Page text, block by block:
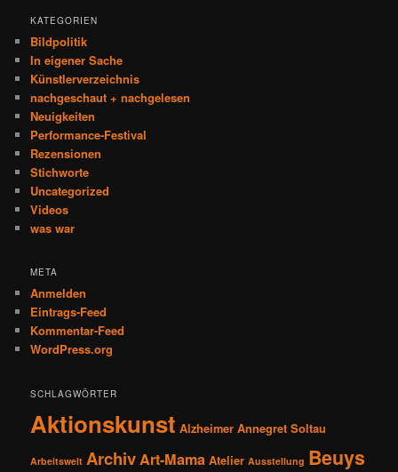
KATEGORIEN
Bildpolitik
In eigener Sache
Künstlerverzeichnis
nachgeschaut + nachgelesen
Neuigkeiten
Performance-Festival
Rezensionen
Stichworte
Uncategorized
Videos
was war
META
Anmelden
Eintrags-Feed
Kommentar-Feed
WordPress.org
SCHLAGWÖRTER
Aktionskunst Alzheimer Annegret Soltau
Arbeitswelt ArchivArt-Mama Atelier Ausstellung Beuys